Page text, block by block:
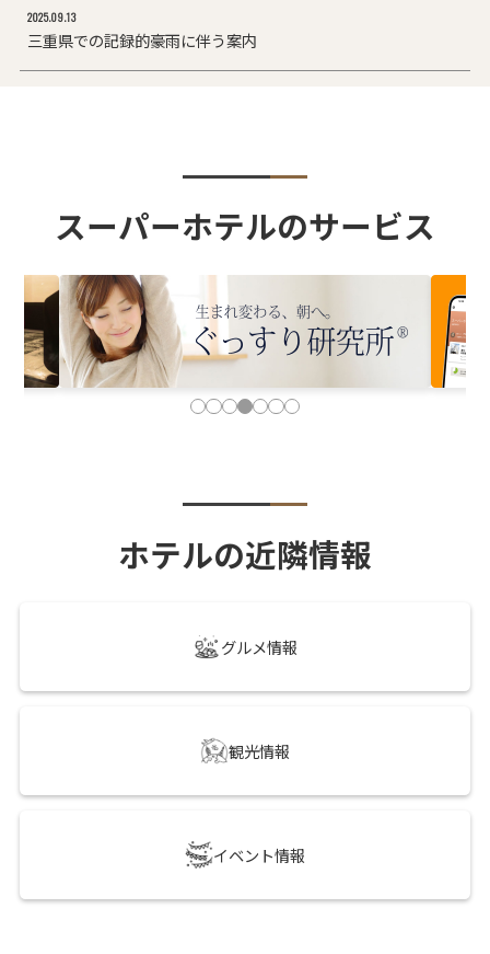
2025.09.13
三重県での記録的豪雨に伴う案内
スーパーホテルのサービス
ホテルの近隣情報
グルメ情報
観光情報
イベント情報